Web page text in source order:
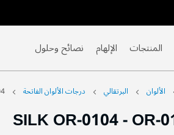
المنتجات الإلهام نصائح وحلول
الألوان البرتقالي درجات الألوان الفاتحة
SILK OR-0104-OR-